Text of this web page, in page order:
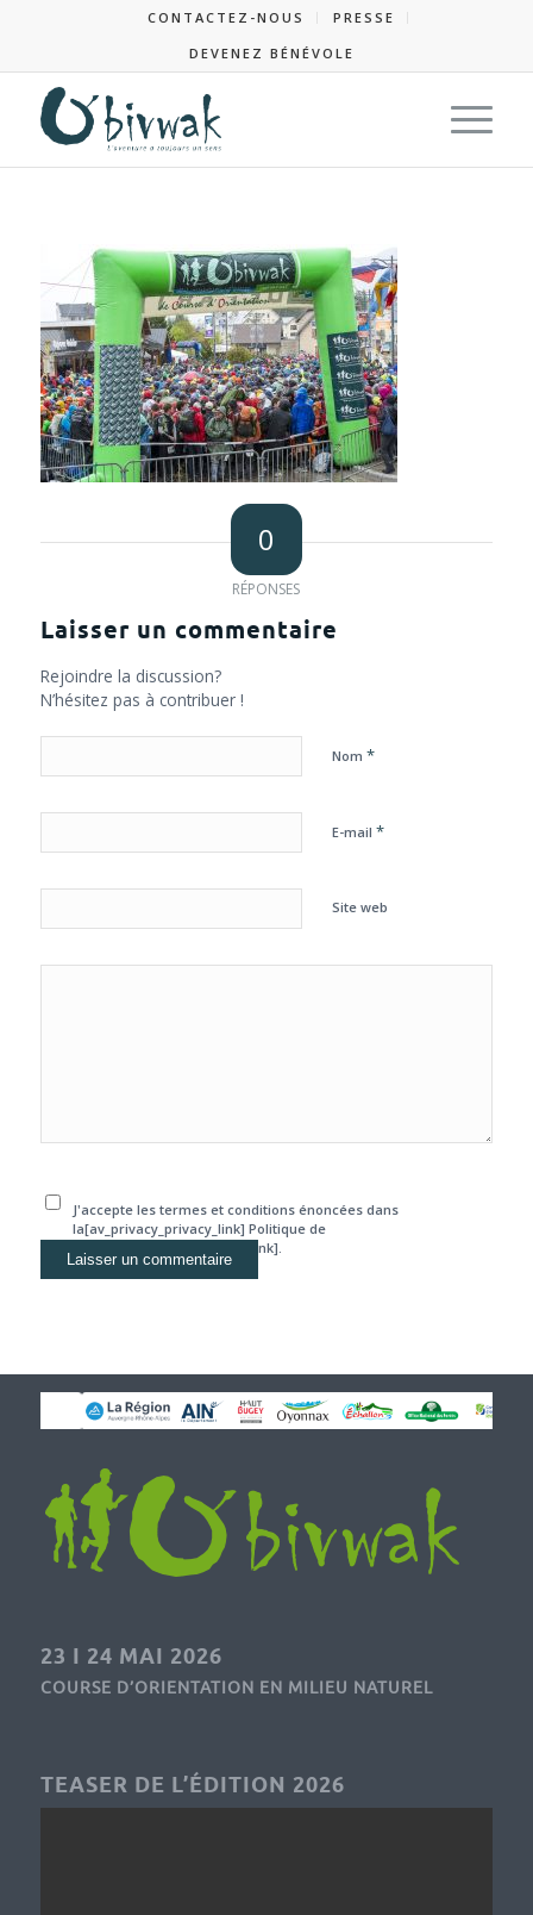
CONTACTEZ-NOUS
PRESSE
DEVENEZ BÉNÉVOLE
0
RÉPONSES
Laisser un commentaire
Rejoindre la discussion?
N’hésitez pas à contribuer !
Nom *
E-mail *
Site web
J'accepte les termes et conditions énoncées dans
la[av_privacy_privacy_link] Politique de
confidentialité[/av_privacy_link].
23 I 24 MAI 2026
COURSE D’ORIENTATION EN MILIEU NATUREL
TEASER DE L’ÉDITION 2026